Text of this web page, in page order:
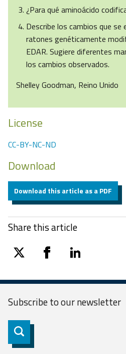
¿Para qué aminoácido
Describe los cambios que se
ratones genéticamente
EDAR. Sugiere diferentes
los cambios observados.
Shelley Goodman, Reino Unido
License
CC-BY-NC-ND
Download
Download this article as a PDF
Share this article
twitter facebooklinkedin
Subscribe to ournewsletter
Subscribe